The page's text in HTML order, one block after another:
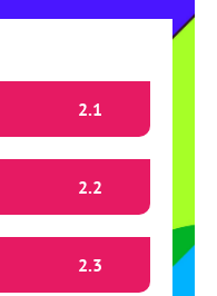
2.1
2.2
2.3